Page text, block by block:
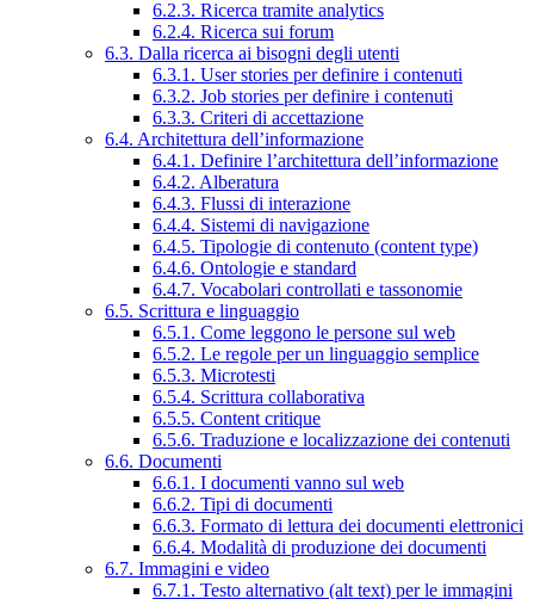
6.2.3. Ricerca tramite analytics
6.2.4. Ricerca sui forum
6.3. Dalla ricerca ai bisogni degli utenti
6.3.1. User stories per definire i contenuti
6.3.2. Job stories per definire i contenuti
6.3.3. Criteri di accettazione
6.4. Architettura dell’informazione
6.4.1. Definire l’architettura dell’informazione
6.4.2. Alberatura
6.4.3. Flussi di interazione
6.4.4. Sistemi di navigazione
6.4.5. Tipologie di contenuto (content type)
6.4.6. Ontologie e standard
6.4.7. Vocabolari controllati e tassonomie
6.5. Scrittura e linguaggio
6.5.1. Come leggono le persone sul web
6.5.2. Le regole per un linguaggio semplice
6.5.3. Microtesti
6.5.4. Scrittura collaborativa
6.5.5. Content critique
6.5.6. Traduzione e localizzazione dei contenuti
6.6. Documenti
6.6.1. I documenti vanno sul web
6.6.2. Tipi di documenti
6.6.3. Formato di lettura dei documenti elettronici
6.6.4. Modalità di produzione dei documenti
6.7. Immagini e video
6.7.1. Testo alternativo (alt text) per le immagini